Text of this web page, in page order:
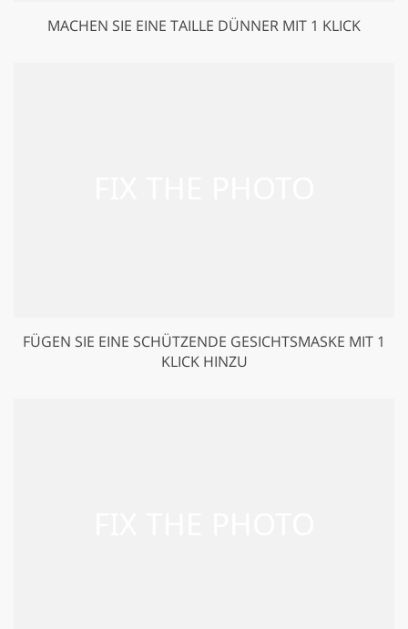
MACHEN SIE EINE TAILLE DÜNNER MIT 1 KLICK
FÜGEN SIE EINE SCHÜTZENDE GESICHTSMASKE MIT 1
KLICK HINZU